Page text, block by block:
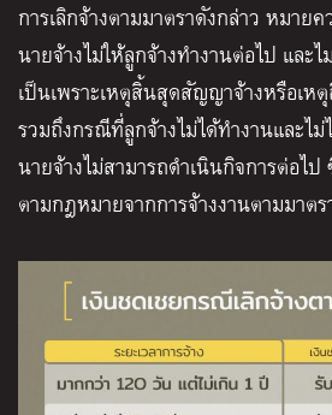
การเลิกจ้างตามมาตราดังกล่าว หมาย
นายจ้างไม่ให้ลูกจ้างทำงานต่อไป และไ
เป็นเพราะเหตุสิ้นสุดสัญญาจ้างหรือเห
รวมถึงกรณีที่ลูกจ้างไม่ได้ทำงานและไม่
นายจ้างไม่สามารถดำเนินกิจการต่อไป
ตามกฎหมายจากการจ้างงานตามมาตร